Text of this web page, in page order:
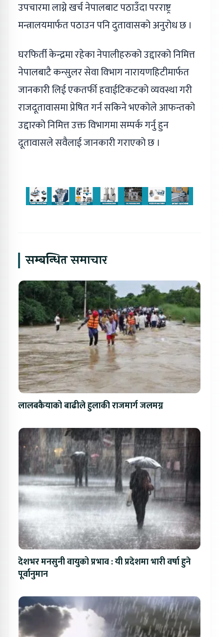
उपचारमा लाग्ने खर्च नेपालबाट पठाउँदा परराष्ट्र
मन्त्रालयमार्फत पठाउन पनि दुतावासको अनुरोध छ ।
घरफिर्ती केन्द्रमा रहेका नेपालीहरुको उद्दारको निमित्त
नेपालबाटै कन्सुलर सेवा विभाग नारायणहिटीमार्फत
जानकारी लिई एकतर्फी हवाईटिकटको व्यवस्था गरी
राजदूतावासमा प्रेषित गर्न सकिने भएकोले आफन्तको
उद्दारको निमित्त उक्त विभागमा सम्पर्क गर्नु हुन
दूतावासले सवैलाई जानकारी गराएको छ ।
सम्बन्धित समाचार
लालबकैयाको बाढीले हुलाकी राजमार्ग जलमग्न
देशभर मनसुनी वायुको प्रभाव : यी प्रदेशमा भारी वर्षा हुने
पूर्वानुमान